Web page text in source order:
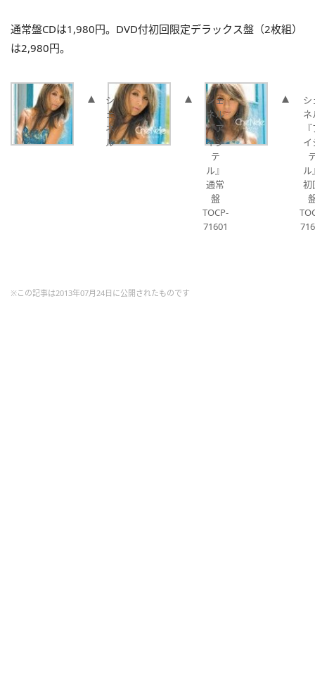
通常盤CDは1,980円。DVD付初回限定デラックス盤（2枚組）
は2,980円。
シ
ェ
ネ
ル
シェ
ネル
『ア
イシ
テ
ル』
通常
盤
TOCP-
71601
シ
ネ
イ
ル
初
※この記事は2013年07月24日に公開されたものです